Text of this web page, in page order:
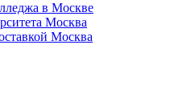
в Москве
Москва
Москва